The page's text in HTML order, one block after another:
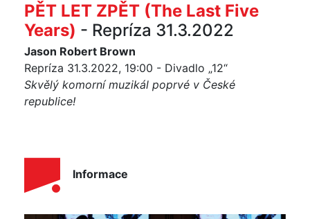
PĚT LET ZPĚT (The Last Five
Years) - Repríza 31.3.2022
Jason Robert Brown
Repríza 31.3.2022, 19:00 - Divadlo „12“
Skvělý komorní muzikál poprvé v České
republice!
Informace